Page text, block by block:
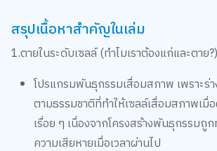
สรุปเนื้อหาสำคัญในเล่ม
1.ตายในระดับเซลล์ (ทำไมเราต้องแก่และตาย?)
โปรแกรมพันธุกรรมเสื่อมสภาพ เพราะร่
ตามธรรมชาติที่ทำให้เซลล์เสื่อมสภาพเมื่
เรื่อย ๆ เนื่องจากโครงสร้างพันธุกรรมถู
ความเสียหายเมื่อเวลาผ่านไป